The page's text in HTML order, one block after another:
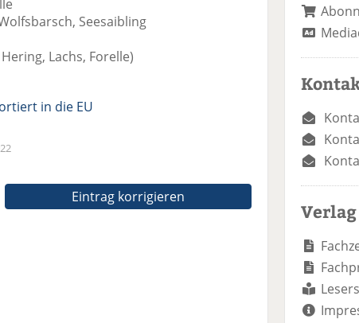
Seesaibling
Lachs, Forelle)
in die EU
Eintrag korrigieren
Verlag